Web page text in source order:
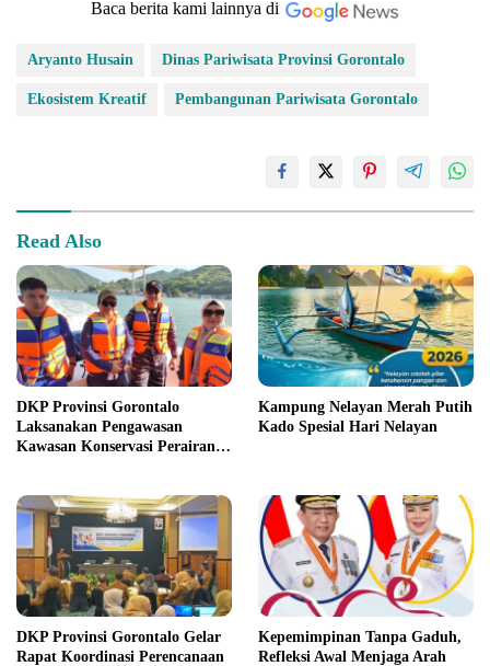
Baca berita kami lainnya di
Aryanto Husain Dinas Pariwisata Provinsi Gorontalo
Ekosistem Kreatif Pembangunan Pariwisata Gorontalo
Read Also
DKP Provinsi Gorontalo
Laksanakan Pengawasan
Kawasan Konservasi Perairan
Kampung Nelayan Merah Putih
Kado Spesial Hari Nelayan
DKP Provinsi Gorontalo Gelar
Rapat Koordinasi Perencanaan
Kepemimpinan Tanpa Gaduh,
Refleksi Awal Menjaga Arah